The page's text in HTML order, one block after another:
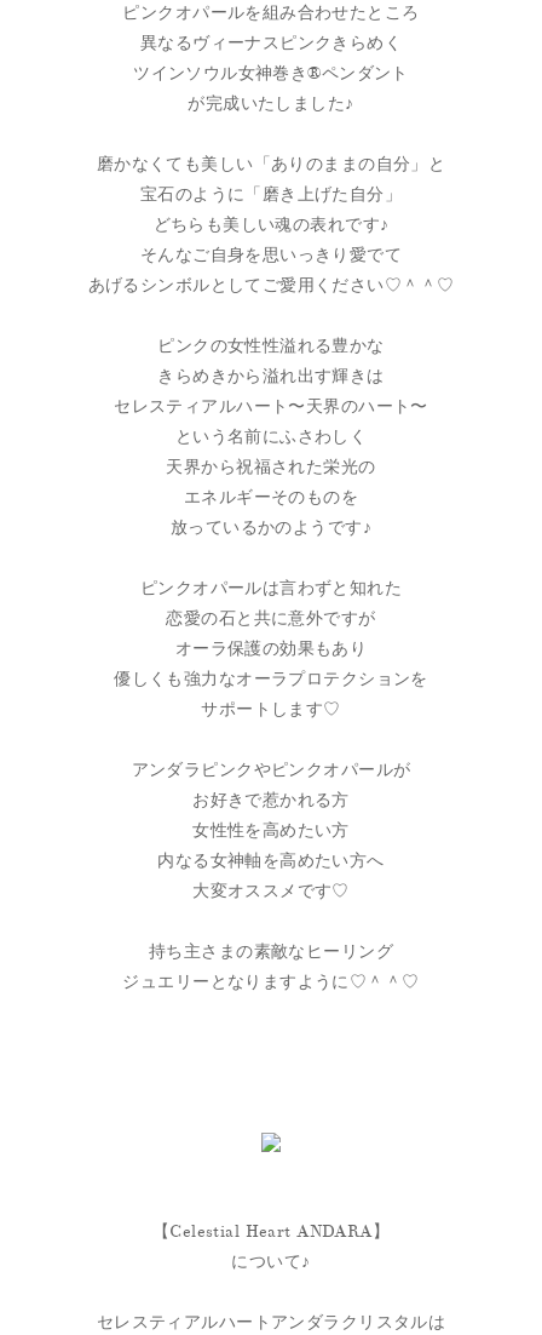
ピンクオパールを組み合わせたところ
異なるヴィーナスピンクきらめく
ツインソウル女神巻き®ペンダント
が完成いたしました♪
磨かなくても美しい「ありのままの自分」と
宝石のように「磨き上げた自分」
どちらも美しい魂の表れです♪
そんなご自身を思いっきり愛でて
あげるシンボルとしてご愛用ください♡＾＾♡
ピンクの女性性溢れる豊かな
きらめきから溢れ出す輝きは
セレスティアルハート〜天界のハート〜
という名前にふさわしく
天界から祝福された栄光の
エネルギーそのものを
放っているかのようです♪
ピンクオパールは言わずと知れた
恋愛の石と共に意外ですが
オーラ保護の効果もあり
優しくも強力なオーラプロテクションを
サポートします♡
アンダラピンクやピンクオパールが
お好きで惹かれる方
女性性を高めたい方
内なる女神軸を高めたい方へ
大変オススメです♡
持ち主さまの素敵なヒーリング
ジュエリーとなりますように♡＾＾♡
【Celestial Heart ANDARA】
について♪
セレスティアルハートアンダラクリスタルは